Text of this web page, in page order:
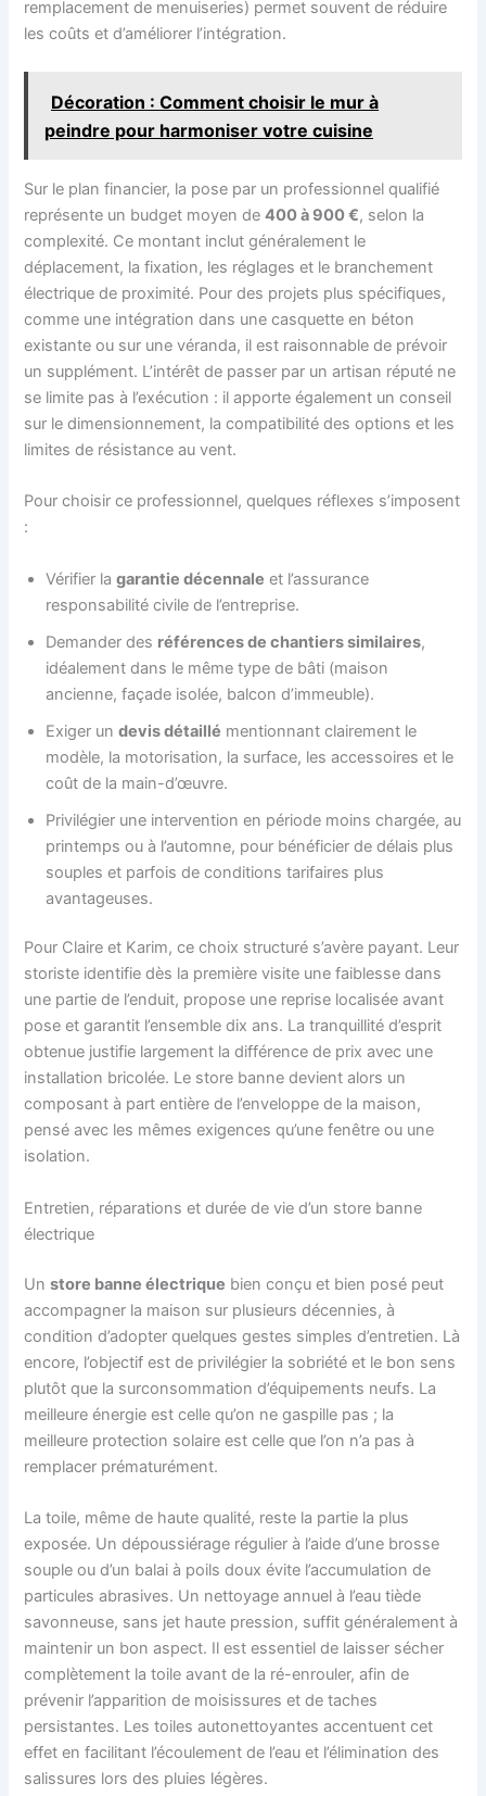
remplacement de menuiseries) permet souvent de réduire
les coûts et d’améliorer l’intégration.
Décoration : Comment choisir le mur à
peindre pour harmoniser votre cuisine
Sur le plan financier, la pose par un professionnel qualifié
représente un budget moyen de400 à 900 €, selon la
complexité. Ce montant inclut généralement le
déplacement, la fixation, les réglages et le branchement
électrique de proximité. Pour des projets plus spécifiques,
comme une intégration dans une casquette en béton
existante ou sur une véranda, il est raisonnable de prévoir
un supplément. L’intérêt de passer par un artisan réputé ne
se limite pas à l’exécution : il apporte également un conseil
sur le dimensionnement, la compatibilité des options et les
limites de résistance au vent.
Pour choisir ce professionnel, quelques réflexes s’imposent
:
Vérifier lagarantie décennale et l’assurance
responsabilité civile de l’entreprise.
Demander des références de chantiers similaires,
idéalement dans le même type de bâti (maison
ancienne, façade isolée, balcon d’immeuble).
Exiger undevis détaillé mentionnant clairement le
modèle, la motorisation, la surface, les accessoires et le
coût de la main-d’œuvre.
Privilégier une intervention en période moins chargée, au
printemps ou à l’automne, pour bénéficier de délais plus
souples et parfois de conditions tarifaires plus
avantageuses.
Pour Claire et Karim, ce choix structuré s’avère payant. Leur
storiste identifie dès la première visite une faiblesse dans
une partie de l’enduit, propose une reprise localisée avant
pose et garantit l’ensemble dix ans. La tranquillité d’esprit
obtenue justifie largement la différence de prix avec une
installation bricolée. Le store banne devient alors un
composant à part entière de l’enveloppe de la maison,
pensé avec les mêmes exigences qu’une fenêtre ou une
isolation.
Entretien, réparations et durée de vie d’un store banne
électrique
Unstore banne électrique bien conçu et bien posé peut
accompagner la maison sur plusieurs décennies, à
condition d’adopter quelques gestes simples d’entretien. Là
encore, l’objectif est de privilégier la sobriété et le bon sens
plutôt que la surconsommation d’équipements neufs. La
meilleure énergie est celle qu’on ne gaspille pas ; la
meilleure protection solaire est celle que l’on n’a pas à
remplacer prématurément.
La toile, même de haute qualité, reste la partie la plus
exposée. Un dépoussiérage régulier à l’aide d’une brosse
souple ou d’un balai à poils doux évite l’accumulation de
particules abrasives. Un nettoyage annuel à l’eau tiède
savonneuse, sans jet haute pression, suffit généralement à
maintenir un bon aspect. Il est essentiel de laisser sécher
complètement la toile avant de la ré-enrouler, afin de
prévenir l’apparition de moisissures et de taches
persistantes. Les toiles autonettoyantes accentuent cet
effet en facilitant l’écoulement de l’eau et l’élimination des
salissures lors des pluies légères.